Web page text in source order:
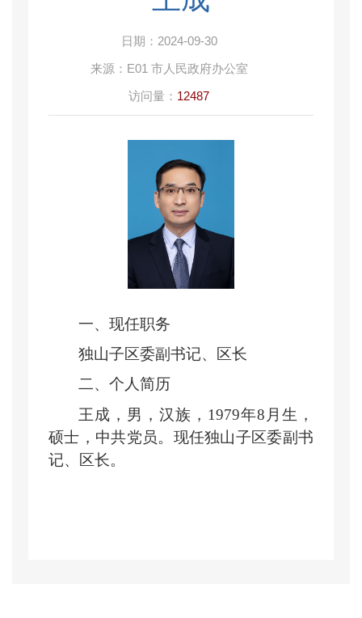
日期： 2024-09-30
来源： E01 市人民政府办公室
访问量： 12487
一、现任职务
独山子区委副书记、区长
二、个人简历
王成，男，汉族，1979年8月生，
硕士，中共党员。现任独山子区委副书
记、区长。